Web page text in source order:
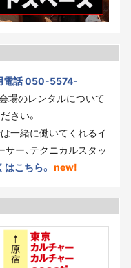
電話 050-5574-
場のレンタルについて
さい。
一緒に働いてくれるイ
ー、テクニカルスタッ
はこちら。 new!